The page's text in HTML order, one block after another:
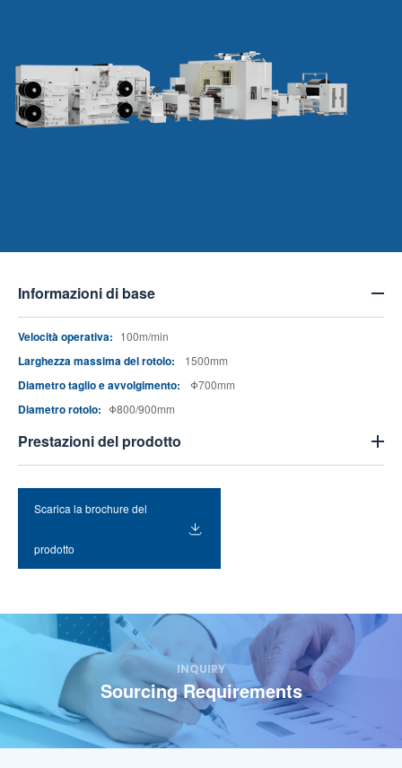
Informazioni di base
Velocità operativa: 100m/min
Larghezza massima del rotolo: 1500mm
Diametro taglio e avvolgimento: Φ700mm
Diametro rotolo: Φ800/900mm
Prestazioni del prodotto
Scarica la brochure del
prodotto
INQUIRY
Sourcing Requirements